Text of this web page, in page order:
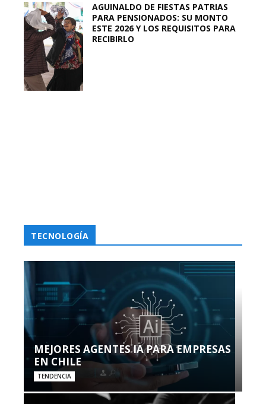
AGUINALDO DE FIESTAS PATRIAS
PARA PENSIONADOS: SU MONTO
ESTE 2026 Y LOS REQUISITOS PARA
RECIBIRLO
TECNOLOGÍA
MEJORES AGENTES IA PARA EMPRESAS
EN CHILE
TENDENCIA